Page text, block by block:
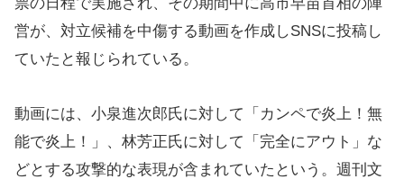
営が、対立候補を中傷する動画を作成しSNSに投稿し
ていたと報じられている。
動画には、小泉進次郎氏に対して「カンペで炎上！無
能で炎上！」、林芳正氏に対して「完全にアウト」な
どとする攻撃的な表現が含まれていたという。週刊文